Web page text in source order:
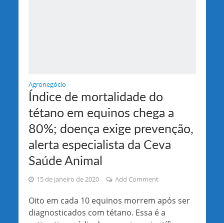
Agronegócio
Índice de mortalidade do
tétano em equinos chega a
80%; doença exige prevenção,
alerta especialista da Ceva
Saúde Animal
15 de janeiro de 2020 Add Comment
Oito em cada 10 equinos morrem após ser
diagnosticados com tétano. Essa é a